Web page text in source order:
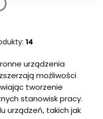
14
urządzenia
możliwości
tworzenie
stanowisk pracy.
urządzeń, takich jak